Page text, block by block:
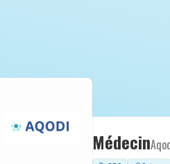
Médecin